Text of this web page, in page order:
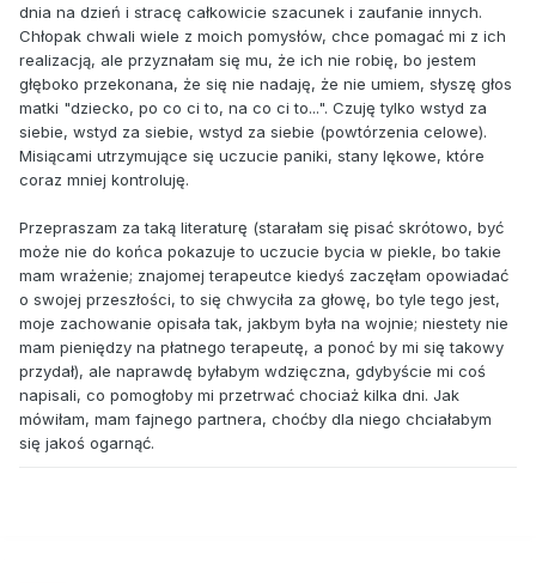
dnia na dzień i stracę całkowicie szacunek i zaufanie innych.
Chłopak chwali wiele z moich pomysłów, chce pomagać mi z ich
realizacją, ale przyznałam się mu, że ich nie robię, bo jestem
głęboko przekonana, że się nie nadaję, że nie umiem, słyszę głos
matki "dziecko, po co ci to, na co ci to...". Czuję tylko wstyd za
siebie, wstyd za siebie, wstyd za siebie (powtórzenia celowe).
Misiącami utrzymujące się uczucie paniki, stany lękowe, które
coraz mniej kontroluję.
Przepraszam za taką literaturę (starałam się pisać skrótowo, być
może nie do końca pokazuje to uczucie bycia w piekle, bo takie
mam wrażenie; znajomej terapeutce kiedyś zaczęłam opowiadać
o swojej przeszłości, to się chwyciła za głowę, bo tyle tego jest,
moje zachowanie opisała tak, jakbym była na wojnie; niestety nie
mam pieniędzy na płatnego terapeutę, a ponoć by mi się takowy
przydał), ale naprawdę byłabym wdzięczna, gdybyście mi coś
napisali, co pomogłoby mi przetrwać chociaż kilka dni. Jak
mówiłam, mam fajnego partnera, choćby dla niego chciałabym
się jakoś ogarnąć.